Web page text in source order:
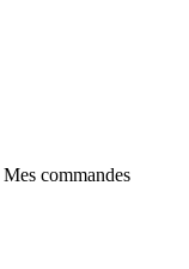
Mes commandes